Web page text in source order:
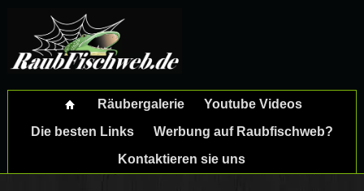
Räubergalerie
Youtube Videos
Die besten Links
Werbung auf Raubfischweb?
Kontaktieren sie uns